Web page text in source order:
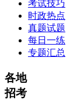
考试技巧
时政热点
真题试题
每日一练
专题汇总
各地
招考